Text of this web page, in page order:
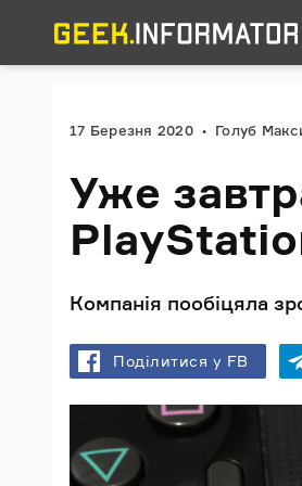
17 Березня 2020 Голуб
Уже
Компанія пообіцяла
Поділитися у FB